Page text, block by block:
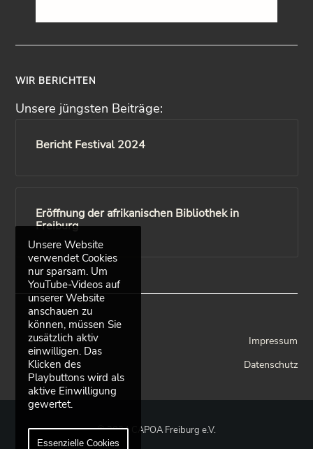
WIR BERICHTEN
Unsere jüngsten Beiträge:
Bericht Festival 2024
Eröffnung der afrikanischen Bibliothek in
Freiburg
Impressum
Datenschutz
© 2024 CAPOA Freiburg e.V.
Unsere Website
verwendet Cookies
nur sparsam. Um
YouTube-Videos auf
unserer Website
anschauen zu
können, müssen Sie
zusätzlich aktiv
einwilligen. Das
Klicken des
Playbuttons wird als
aktive Einwilligung
gewertet.
Essenzielle Cookies